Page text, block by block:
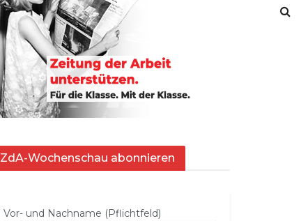
ZdA-Wochenschau abonnieren
Vor- und Nachname (Pflichtfeld)